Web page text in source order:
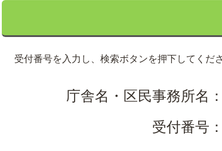
受付番号を入力し、検索ボタンを押下してくださ
庁舎名・区民事務所名：
受付番号：